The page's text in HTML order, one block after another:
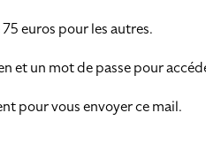
euros pour les autres.
et un mot de passe pour
pour vous envoyer ce mail.